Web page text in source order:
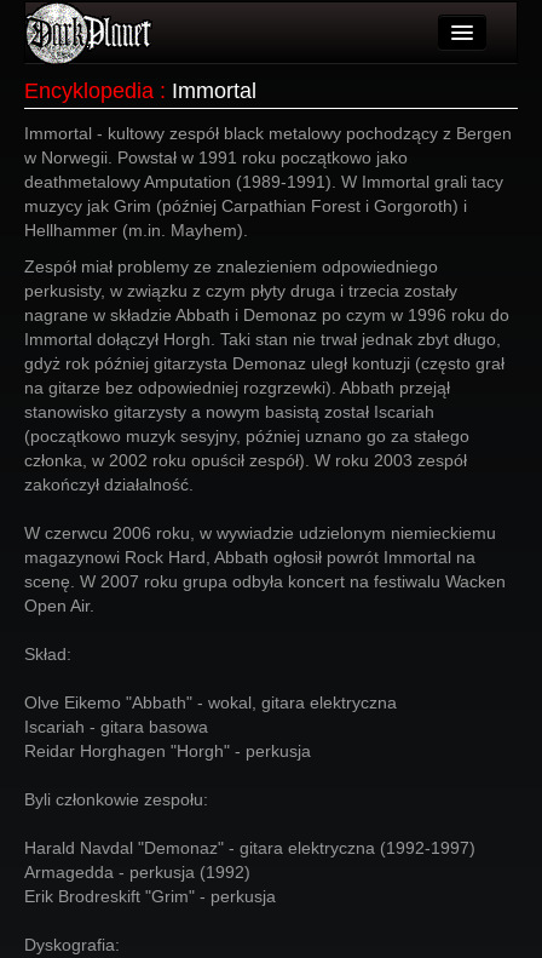
Wydarzenia
Galeria
Forum
Więcej
Login
Encyklopedia : Immortal
Immortal - kultowy zespół black metalowy pochodzący z Bergen
w Norwegii. Powstał w 1991 roku początkowo jako
deathmetalowy Amputation (1989-1991). W Immortal grali tacy
muzycy jak Grim (później Carpathian Forest i Gorgoroth) i
Hellhammer (m.in. Mayhem).
Zespół miał problemy ze znalezieniem odpowiedniego
perkusisty, w związku z czym płyty druga i trzecia zostały
nagrane w składzie Abbath i Demonaz po czym w 1996 roku do
Immortal dołączył Horgh. Taki stan nie trwał jednak zbyt długo,
gdyż rok później gitarzysta Demonaz uległ kontuzji (często grał
na gitarze bez odpowiedniej rozgrzewki). Abbath przejął
stanowisko gitarzysty a nowym basistą został Iscariah
(początkowo muzyk sesyjny, później uznano go za stałego
członka, w 2002 roku opuścił zespół). W roku 2003 zespół
zakończył działalność.
W czerwcu 2006 roku, w wywiadzie udzielonym niemieckiemu
magazynowi Rock Hard, Abbath ogłosił powrót Immortal na
scenę. W 2007 roku grupa odbyła koncert na festiwalu Wacken
Open Air.
Skład:
Olve Eikemo "Abbath" - wokal, gitara elektryczna
Iscariah - gitara basowa
Reidar Horghagen "Horgh" - perkusja
Byli członkowie zespołu:
Harald Navdal "Demonaz" - gitara elektryczna (1992-1997)
Armagedda - perkusja (1992)
Erik Brodreskift "Grim" - perkusja
Dyskografia: